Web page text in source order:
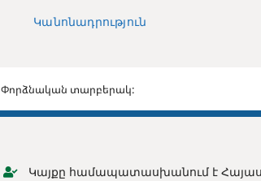
Կանոնադրություն
Փորձնական տարբերակ:
Կայքը համապատասխանում է